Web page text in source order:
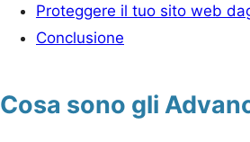
Proteggere il tuo sito web
Conclusione
Cosa sono gli